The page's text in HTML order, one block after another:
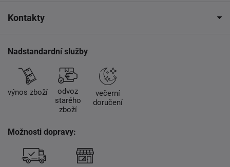
Kontakty
Nadstandardní služby
výnos zboží
odvoz
starého
zboží
večerní
doručení
Možnosti dopravy: